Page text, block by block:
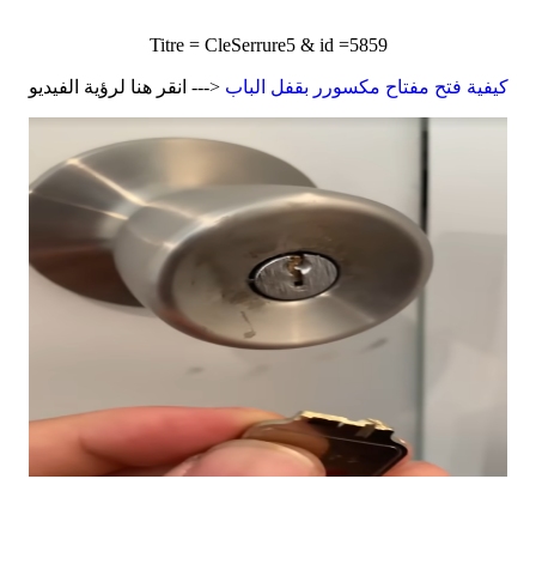
Titre = CleSerrure5 & id =5859
كيفية فتح مفتاح مكسورر بقفل الباب <--- انقر هنا لرؤية الفيديو